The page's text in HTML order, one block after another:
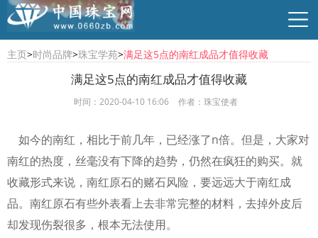
行业资讯 珠宝资讯 商贸供求 时尚品牌
主页>时尚品牌>珠宝学苑>满足这5点的南红成品才值得收藏
满足这5点的南红成品才值得收藏
时间：2020-04-10 16:06 作者：珠宝使者
如今的南红，相比于前几年，已经涨了n倍。但是，大家对
南红的热度，丝毫没有下降的趋势，仍然在疯狂的购买。就
收藏形式来说，南红原石的赌石风险，要远远大于南红成
品。南红原石有些外表看上去非常完整的材料，去掉外皮后
却发现伤裂很多，根本无法使用。